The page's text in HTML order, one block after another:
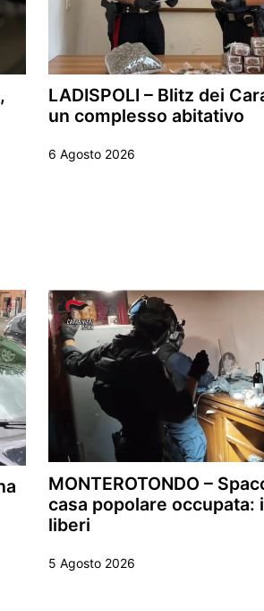
LADISPOLI – Blitz dei
un complesso abitativo
6 Agosto 2026
MONTEROTONDO –
casa popolare occupata:
liberi
5 Agosto 2026